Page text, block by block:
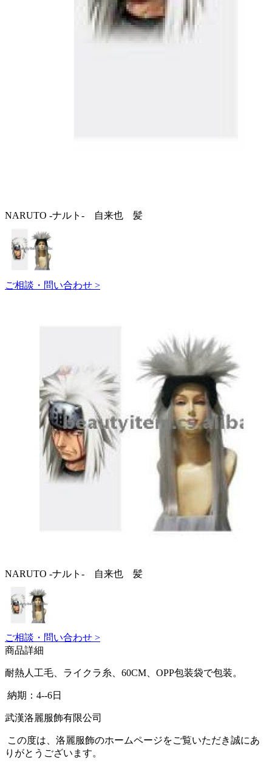
NARUTO -ナルト- 自来也 髪
ご相談・問い合わせ >
NARUTO -ナルト- 自来也 髪
ご相談・問い合わせ >
商品詳細
耐熱人工毛、ライクラ糸、60CM、OPP包装袋で包装。
納期：4--6日
武漢洛麗服飾有限公司
この度は、洛麗服飾のホームページをご覧いただき誠にあ
りがとうございます。